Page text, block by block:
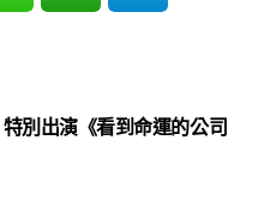
別出演《看到命運的公司